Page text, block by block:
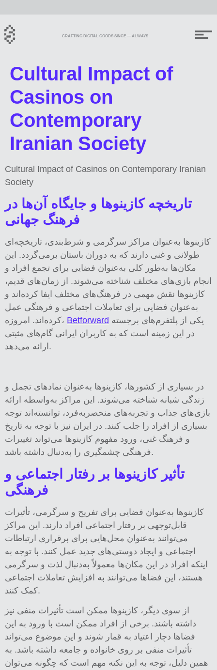
CRAFTING DIGITAL GOODS SINCE — ALWAYS
Cultural Impact of
Casinos on
Contemporary
Iranian Society
Cultural Impact of Casinos on Contemporary Iranian
Society
تاریخچه کازینوها و جایگاه آن‌ها در
فرهنگ جهانی
کازینوها به‌عنوان مراکز سرگرمی و شرط‌بندی، تاریخچه‌ای
طولانی و غنی دارند که به دوران باستان برمی‌گردد. این
مکان‌ها به‌طور کلی به‌عنوان فضایی برای تجمع افراد و
انجام بازی‌های مختلف شناخته می‌شوند. از زمان‌های قدیم،
کازینوها نقش مهمی در فرهنگ‌های مختلف ایفا کرده‌اند و
به‌عنوان فضایی برای تعاملات اجتماعی و فرهنگی عمل
کرده‌اند. امروزه، Betforward
در این زمینه است که به کاربران ایرانی گام‌های مثبتی
ارائه می‌دهد.
در بسیاری از کشورها، کازینوها به‌عنوان نمادهای تجمل و
زندگی شبانه شناخته می‌شوند. این مراکز به‌واسطه ارائه
بازی‌های جذاب و تجربه‌های منحصربه‌فرد، توانسته‌اند توجه
بسیاری از افراد را جلب کنند. در ایران نیز با توجه به تاریخ
و فرهنگ غنی، ورود مفهوم کازینوها می‌تواند تغییرات
فرهنگی چشمگیری را به‌دنبال داشته باشد.
تأثیر کازینوها بر رفتار اجتماعی و
فرهنگی
کازینوها به‌عنوان فضایی برای تفریح و سرگرمی، تأثیرات
قابل‌توجهی بر رفتار اجتماعی افراد دارند. این مراکز
می‌توانند به‌عنوان محل‌هایی برای برقراری ارتباطات
اجتماعی و ایجاد دوستی‌های جدید عمل کنند. با توجه به
اینکه افراد در این مکان‌ها معمولاً به‌دنبال لذت و سرگرمی
هستند، این فضاها می‌توانند به افزایش تعاملات اجتماعی
کمک کنند.
از سوی دیگر، کازینوها ممکن است تأثیرات منفی نیز
داشته باشند. برخی از افراد ممکن است با ورود به این
فضاها دچار اعتیاد به قمار شوند و این موضوع می‌تواند
تأثیرات منفی بر روی خانواده و جامعه داشته باشد. به
همین دلیل، توجه به این نکته مهم است که چگونه می‌توان